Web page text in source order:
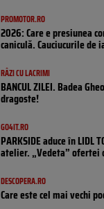
PROMOTOR.RO
2026: Care e presiunea
caniculă. Cauciucurile de
RÂZI CU LACRIMI
BANCUL ZILEI. Badea
dragoste!
GO4IT.RO
PARKSIDE aduce în LIDL
atelier. „Vedeta” ofertei
DESCOPERA.RO
Care este cel mai vechi